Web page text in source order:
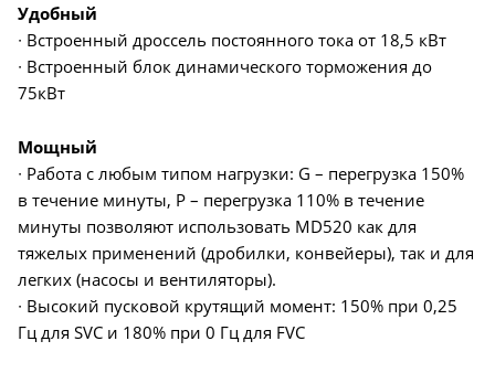
Удобный
∙ Встроенный дроссель постоянного тока от 18,5 кВт
∙ Встроенный блок динамического торможения до
75кВт
Мощный
∙ Работа с любым типом нагрузки: G – перегрузка 150%
в течение минуты, P – перегрузка 110% в течение
минуты позволяют использовать MD520 как для
тяжелых применений (дробилки, конвейеры), так и для
легких (насосы и вентиляторы).
∙ Высокий пусковой крутящий момент: 150% при 0,25
Гц для SVC и 180% при 0 Гц для FVC